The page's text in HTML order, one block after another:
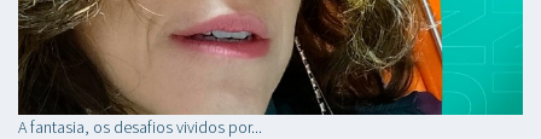
A fantasia, os desafios vividos por...